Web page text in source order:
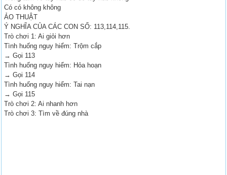
Có có không không
ẢO THUẬT
Ý NGHĨA CỦA CÁC CON SỐ: 113,114,115.
Trò chơi 1: Ai giỏi hơn
Tình huống nguy hiểm: Trộm cắp
→ Gọi 113
Tình huống nguy hiểm: Hỏa hoạn
→ Gọi 114
Tình huống nguy hiểm: Tai nạn
→ Gọi 115
Trò chơi 2: Ai nhanh hơn
Trò chơi 3: Tìm về đúng nhà